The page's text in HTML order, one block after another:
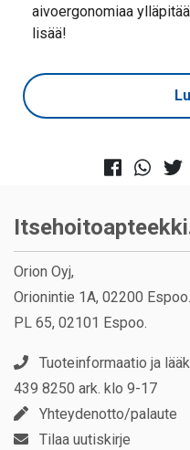
aivoergonomiaa
lisää!
Orion Oyj,
Orionintie 1A, 02200 Espoo.
PL 65, 02101 Espoo.
Tuoteinformaatio ja
439 8250 ark. klo 9-17
Yhteydenotto/palaute
Tilaa uutiskirje